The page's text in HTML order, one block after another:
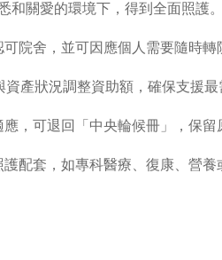
關愛的環境下，得到全面照護
院舍，並可因應個人需要隨時轉
產狀況調整資助額，確保支援最
，可退回「中央輪候冊」，保留
配套，如專科醫療、復康、營養